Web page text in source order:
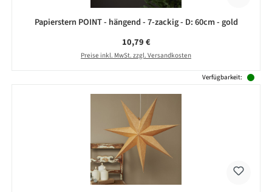
Papierstern POINT - hängend - 7-zackig - D: 60cm - gold
Regulärer Preis:
10,79 €
Preise inkl. MwSt. zzgl. Versandkosten
Verfügbarkeit: